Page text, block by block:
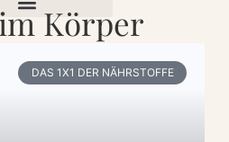
Körper
DAS 1X1 DER NÄHRSTOFFE